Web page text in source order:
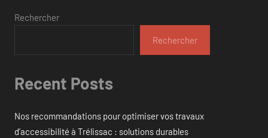
Rechercher
Rechercher
Recent Posts
Nos recommandations pour optimiser vos travaux
d’accessibilité à Trélissac : solutions durables